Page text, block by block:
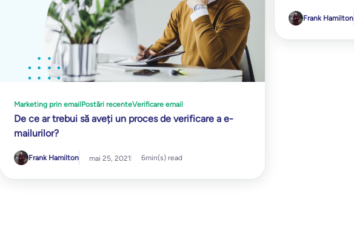
Marketing prin emailPostări recenteVerificare email
De ce ar trebui să aveți un proces de verificare a e-
mailurilor?
Frank Hamilton mai 25, 2021 6min(s) read
Frank Hamilton